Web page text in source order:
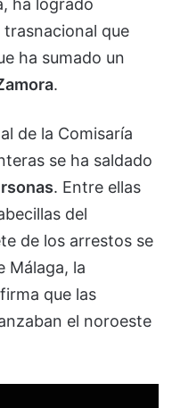
ha logrado
que
ha sumado un
.
de la Comisaría
se ha saldado
. Entre ellas
del
de los arrestos se
Málaga, la
que las
el noroeste